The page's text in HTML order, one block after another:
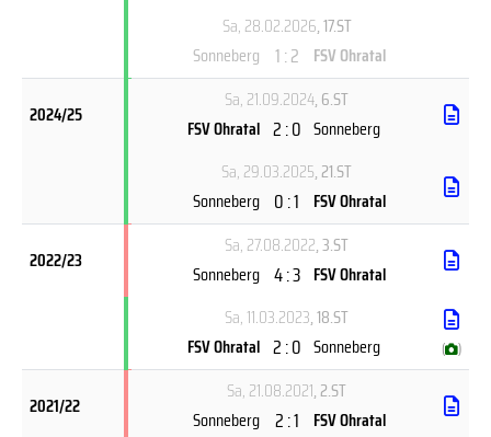
Sa, 28.02.2026, 17.ST
Sonneberg 1 : 2 FSV Ohratal
2024/25
Sa, 21.09.2024, 6.ST
FSV Ohratal 2 : 0 Sonneberg
Sa, 29.03.2025, 21.ST
Sonneberg 0 : 1 FSV Ohratal
2022/23
Sa, 27.08.2022, 3.ST
Sonneberg 4 : 3 FSV Ohratal
Sa, 11.03.2023, 18.ST
FSV Ohratal 2 : 0 Sonneberg ( )
2021/22
Sa, 21.08.2021, 2.ST
Sonneberg 2 : 1 FSV Ohratal